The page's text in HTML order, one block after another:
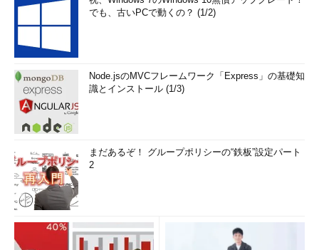
でも、古いPCで動くの？ (1/2)
Node.jsのMVCフレームワーク「Express」の基礎知
識とインストール (1/3)
まだあるぞ！ グループポリシーの“鉄板”設定パート
2